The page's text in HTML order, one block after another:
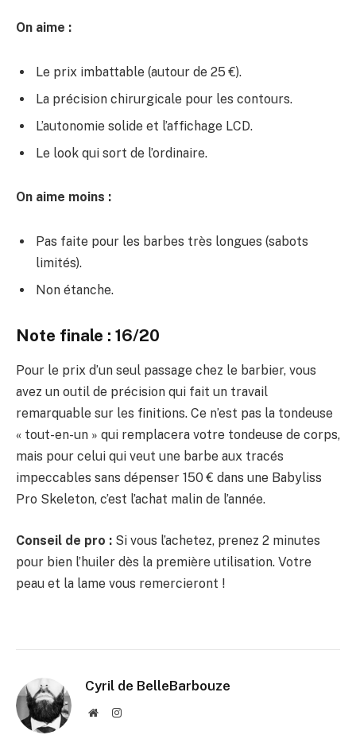
On aime :
Le prix imbattable (autour de 25 €).
La précision chirurgicale pour les contours.
L’autonomie solide et l’affichage LCD.
Le look qui sort de l’ordinaire.
On aime moins :
Pas faite pour les barbes très longues (sabots
limités).
Non étanche.
Note finale : 16/20
Pour le prix d’un seul passage chez le barbier, vous
avez un outil de précision qui fait un travail
remarquable sur les finitions. Ce n’est pas la tondeuse
« tout-en-un » qui remplacera votre tondeuse de corps,
mais pour celui qui veut une barbe aux tracés
impeccables sans dépenser 150 € dans une Babyliss
Pro Skeleton, c’est l’achat malin de l’année.
Conseil de pro : Si vous l’achetez, prenez 2 minutes
pour bien l’huiler dès la première utilisation. Votre
peau et la lame vous remercieront !
Cyril de BelleBarbouze
Site Instagram